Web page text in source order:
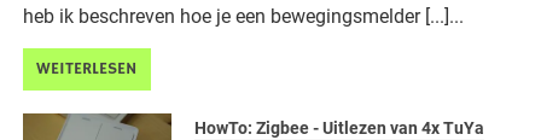
heb ik beschreven hoe je een bewegingsmelder [...]...
WEITERLESEN
HowTo: Zigbee - Uitlezen van 4x TuYa